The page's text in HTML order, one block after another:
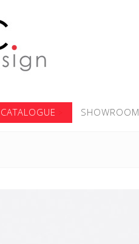
CATALOGUE SHOWROOM